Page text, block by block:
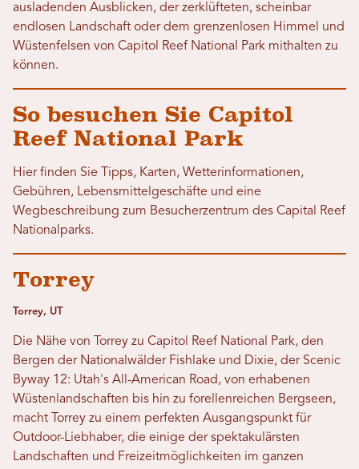
ausladenden Ausblicken, der zerklüfteten, scheinbar
endlosen Landschaft oder dem grenzenlosen Himmel und
Wüstenfelsen von Capitol Reef National Park mithalten zu
können.
So besuchen Sie Capitol
Reef National Park
Hier finden Sie Tipps, Karten, Wetterinformationen,
Gebühren, Lebensmittelgeschäfte und eine
Wegbeschreibung zum Besucherzentrum des Capital Reef
Nationalparks.
Torrey
Torrey, UT
Die Nähe von Torrey zu Capitol Reef National Park, den
Bergen der Nationalwälder Fishlake und Dixie, der Scenic
Byway 12: Utah's All-American Road, von erhabenen
Wüstenlandschaften bis hin zu forellenreichen Bergseen,
macht Torrey zu einem perfekten Ausgangspunkt für
Outdoor-Liebhaber, die einige der spektakulärsten
Landschaften und Freizeitmöglichkeiten im ganzen